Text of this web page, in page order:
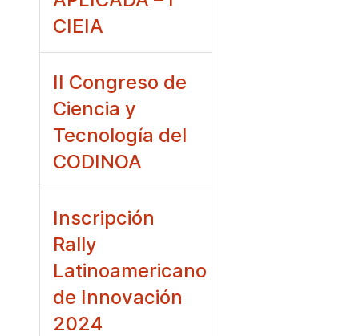
CIEIA
II Congreso de
Ciencia y
Tecnología del
CODINOA
Inscripción
Rally
Latinoamericano
de Innovación
2024